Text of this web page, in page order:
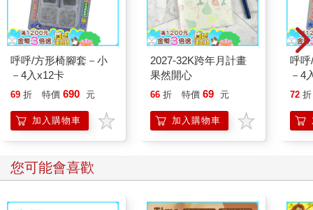
呼呼/方形椅腳套－小
－4入x12卡
69 折 特價 690 元
加入購物車
2027-32K跨年月計畫
果然開心
66 折 特價 69 元
加入購物車
呼
－4
72 折
您可能會喜歡